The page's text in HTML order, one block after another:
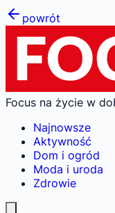
powrót
Focus na życie w
Najnowsze
Aktywność
Dom i ogród
Moda i uroda
Zdrowie